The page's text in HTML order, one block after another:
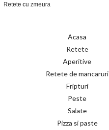
Retete cu zmeura
Acasa
Retete
Aperitive
Retete de mancaruri
Fripturi
Peste
Salate
Pizza si paste